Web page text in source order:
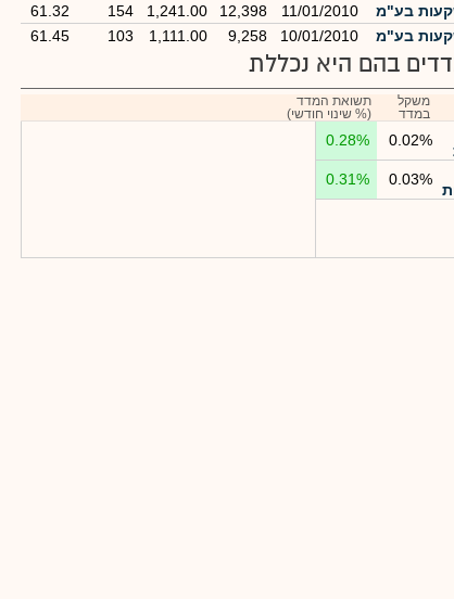
בע"מ 11/01/2010
12,398
1,241.00
154
61.32
בע"מ 10/01/2010
9,258
1,111.00
103
61.45
בהם היא נכללת
משקל
במדד
תשואת המדד
(% שינוי חודשי)
0.02%
0.28%
0.03%
0.31%